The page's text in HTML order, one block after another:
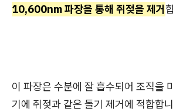
10,600nm 파장을 통해 쥐젖을 제거
이 파장은 수분에 잘 흡수되어 조직을
기에 쥐젖과 같은 돌기 제거에 적합합